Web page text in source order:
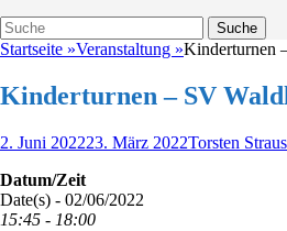
Suche
Suche
nach:
Startseite »Veranstaltung »Kinderturnen
Kinderturnen – SV
Veröffentlicht
2. Juni 202223. März 2022Autor
Torsten
Datum/Zeit
Date(s) - 02/06/2022
15:45 - 18:00